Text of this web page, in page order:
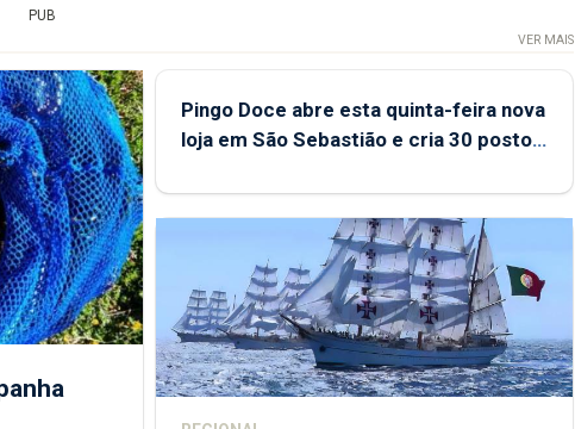
PUB
VER MAIS
Pingo Doce abre esta quinta-feira nova
loja em São Sebastião e cria 30 postos